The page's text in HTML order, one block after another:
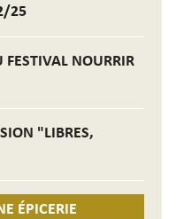
25
NOURRIR
"LIBRES,
ÉPICERIE